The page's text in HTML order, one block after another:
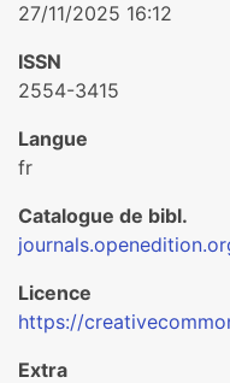
27/11/2025 16:12
ISSN
2554-3415
Langue
fr
Catalogue de bibl.
Licence
https://
Extra